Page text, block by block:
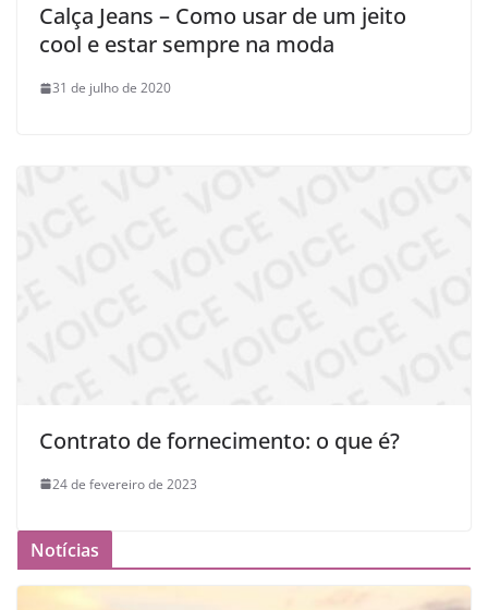
Calça Jeans – Como usar de um jeito
cool e estar sempre na moda
31 de julho de 2020
Contrato de fornecimento: o que é?
24 de fevereiro de 2023
Notícias